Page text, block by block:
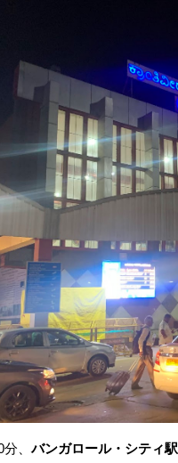
分、バンガロール・シティ駅